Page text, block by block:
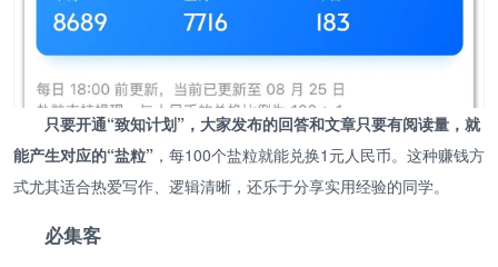
只要开通“致知计划”，大家发布的回答和文章只要有阅读量，就
能产生对应的“盐粒” ，每100个盐粒就能兑换1元人民币。这种赚钱方
式尤其适合热爱写作、逻辑清晰，还乐于分享实用经验的同学。
必集客